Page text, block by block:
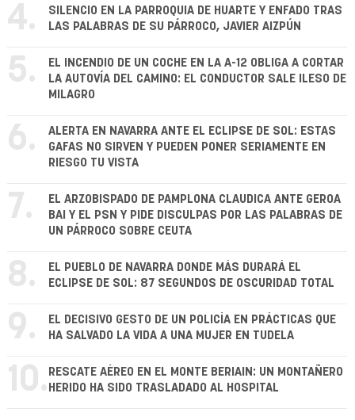
4.
SILENCIO EN LA PARROQUIA DE HUARTE Y ENFADO TRAS
LAS PALABRAS DE SU PÁRROCO, JAVIER AIZPÚN
5.
EL INCENDIO DE UN COCHE EN LA A-12 OBLIGA A CORTAR
LA AUTOVÍA DEL CAMINO: EL CONDUCTOR SALE ILESO DE
MILAGRO
6.
ALERTA EN NAVARRA ANTE EL ECLIPSE DE SOL: ESTAS
GAFAS NO SIRVEN Y PUEDEN PONER SERIAMENTE EN
RIESGO TU VISTA
7.
EL ARZOBISPADO DE PAMPLONA CLAUDICA ANTE GEROA
BAI Y EL PSN Y PIDE DISCULPAS POR LAS PALABRAS DE
UN PÁRROCO SOBRE CEUTA
8.
EL PUEBLO DE NAVARRA DONDE MÁS DURARÁ EL
ECLIPSE DE SOL: 87 SEGUNDOS DE OSCURIDAD TOTAL
9.
EL DECISIVO GESTO DE UN POLICÍA EN PRÁCTICAS QUE
HA SALVADO LA VIDA A UNA MUJER EN TUDELA
10. RESCATE AÉREO EN EL MONTE BERIAIN: UN MONTAÑERO
HERIDO HA SIDO TRASLADADO AL HOSPITAL